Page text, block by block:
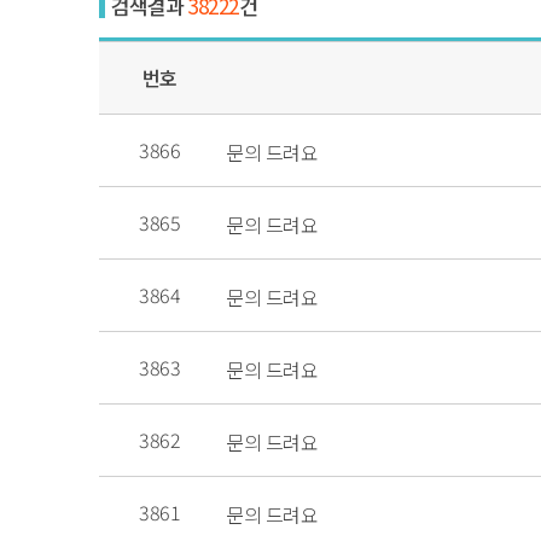
번호
3866 문의 드려요
3865 문의 드려요
3864 문의 드려요
3863 문의 드려요
3862 문의 드려요
3861 문의 드려요